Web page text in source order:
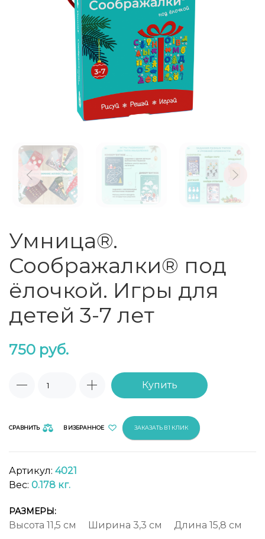
Умница®.
Соображалки® под
ёлочкой. Игры для
детей 3-7 лет
750 руб.
Купить
СРАВНИТЬ В ИЗБРАННОЕ ЗАКАЗАТЬ В 1 КЛИК
Артикул: 4021
Вес: 0.178 кг.
РАЗМЕРЫ:
Высота 11,5 см Ширина 3,3 см Длина 15,8 см